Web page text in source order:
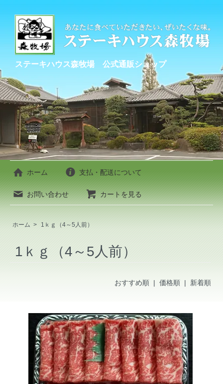
ステーキハウス森牧場 公式通販ショップ
ホーム 支払・配送について
お問い合わせ カートを見る
ホーム > 1ｋｇ（4～5人前）
1ｋｇ（4～5人前）
おすすめ順| 価格順 | 新着順